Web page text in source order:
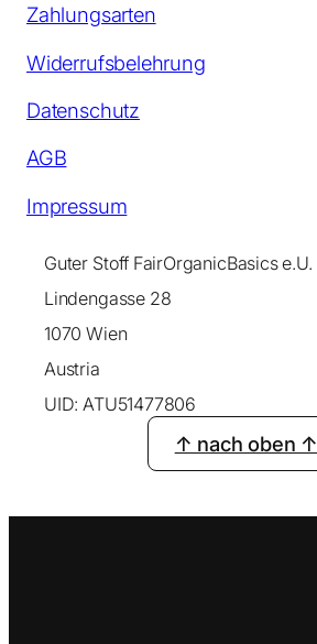
Zahlungsarten
Widerrufsbelehrung
Datenschutz
AGB
Impressum
Guter Stoff FairOrganicBasics e.U.
Lindengasse 28
1070 Wien
Austria
UID: ATU51477806
↑ nach oben ↑